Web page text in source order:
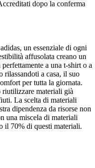
dopo la conferma
un essenziale di ogni
affusolata creano un
a una t-shirt o a
rilassandoti a casa, il suo
per tutta la giornata.
riutilizzare materiali già
La scelta di materiali
dipendenza da risorse non
una miscela di materiali
il 70% di questi materiali.